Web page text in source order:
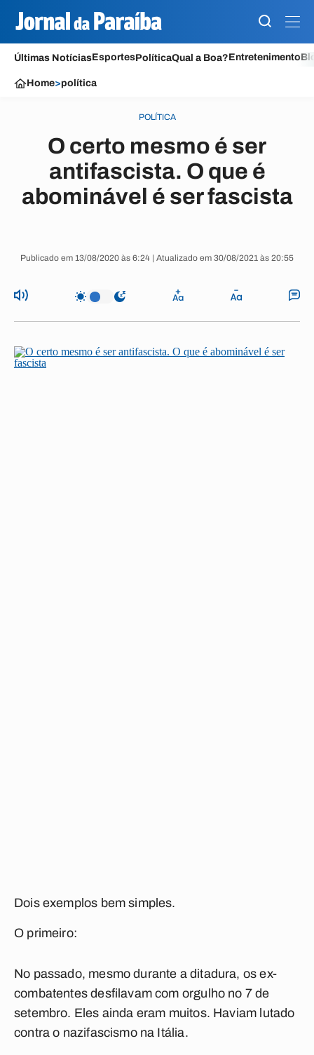
Últimas NotíciasEsportesPolíticaQual a Boa?Entretenimento
Home>política
POLÍTICA
O certo mesmo é ser
antifascista. O que é
abominável é ser fascista
Publicado em 13/08/2020 às 6:24 | Atualizado em 30/08/2021 às 20:55
Dois exemplos bem simples.
O primeiro:
No passado, mesmo durante a ditadura, os ex-
combatentes desfilavam com orgulho no 7 de
setembro. Eles ainda eram muitos. Haviam lutado
contra o nazifascismo na Itália.